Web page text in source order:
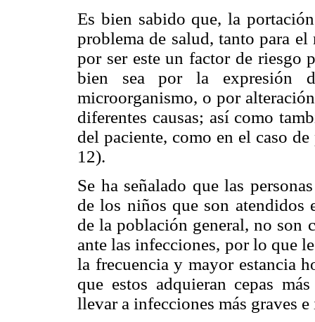
Es bien sabido que, la
problema de salud, tanto para
por ser este un factor de riesgo
bien sea por la expresión
microorganismo, o por
diferentes causas; así como
del paciente, como en el caso
12).
Se ha señalado que las
de los niños que son
de la población general, no son
ante las infecciones, por lo que
la frecuencia y mayor estancia
que estos adquieran cepas
llevar a infecciones más graves